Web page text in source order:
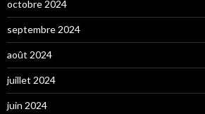
octobre 2024
septembre 2024
août 2024
juillet 2024
juin 2024